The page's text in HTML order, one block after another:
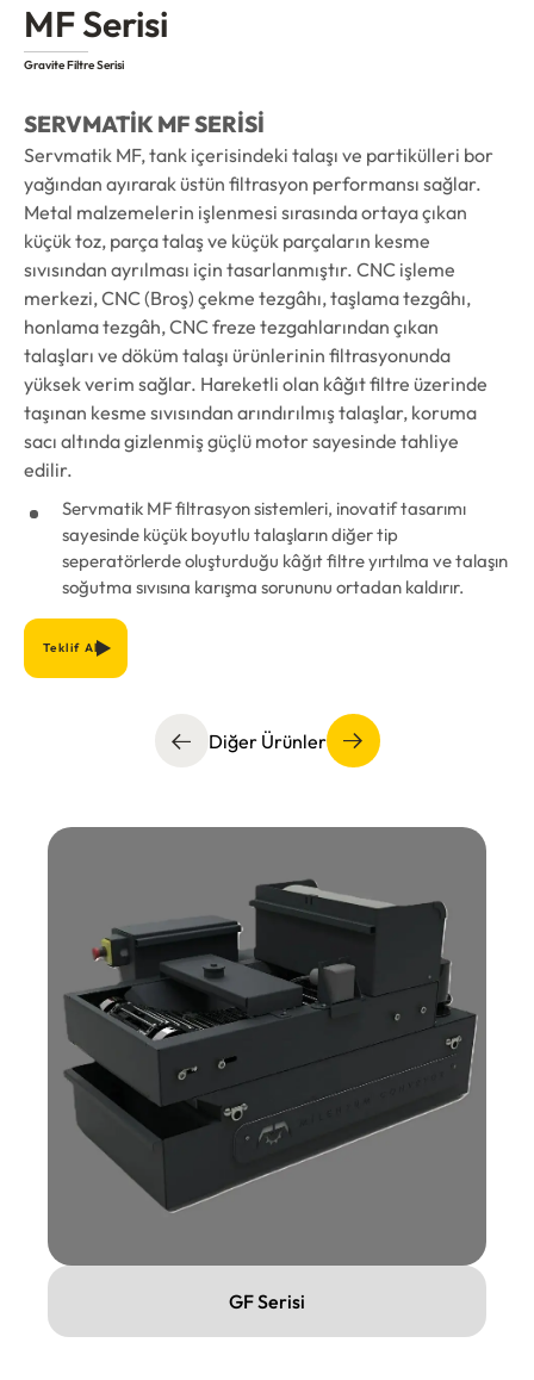
MF Serisi
Gravite Filtre Serisi
SERVMATİK MF SERİSİ
Servmatik MF, tank içerisindeki talaşı ve partikülleri bor
yağından ayırarak üstün filtrasyon performansı sağlar.
Metal malzemelerin işlenmesi sırasında ortaya çıkan
küçük toz, parça talaş ve küçük parçaların kesme
sıvısından ayrılması için tasarlanmıştır. CNC işleme
merkezi, CNC (Broş) çekme tezgâhı, taşlama tezgâhı,
honlama tezgâh, CNC freze tezgahlarından çıkan
talaşları ve döküm talaşı ürünlerinin filtrasyonunda
yüksek verim sağlar. Hareketli olan kâğıt filtre üzerinde
taşınan kesme sıvısından arındırılmış talaşlar, koruma
sacı altında gizlenmiş güçlü motor sayesinde tahliye
edilir.
Servmatik MF filtrasyon sistemleri, inovatif tasarımı
sayesinde küçük boyutlu talaşların diğer tip
seperatörlerde oluşturduğu kâğıt filtre yırtılma ve talaşın
soğutma sıvısına karışma sorununu ortadan kaldırır.
Teklif Al
Diğer Ürünler
GF Serisi